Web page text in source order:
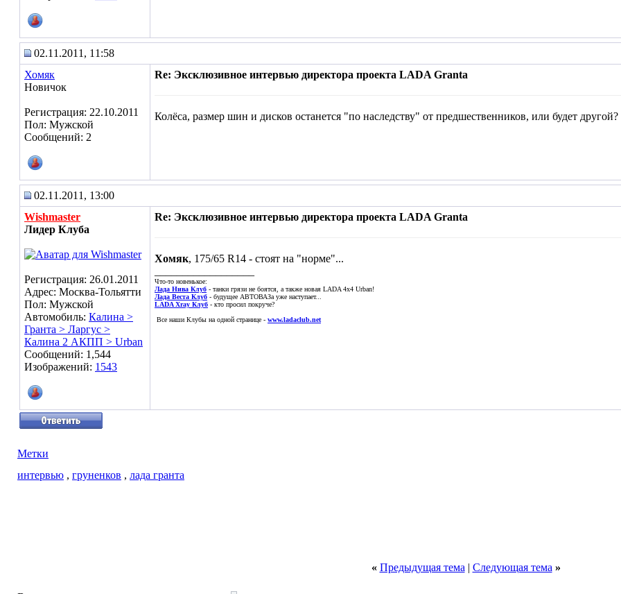
02.11.2011, 11:58
Хомяк
Новичок
Регистрация: 22.10.2011
Пол: Мужской
Сообщений: 2
Re: Эксклюзивное интервью директора проекта LADA Granta
Колёса, размер шин и дисков останется "по наследству" от предшественников, или будет другой?
02.11.2011, 13:00
Wishmaster
Лидер Клуба
Регистрация: 26.01.2011
Адрес: Москва-Тольятти
Пол: Мужской
Автомобиль: Калина >
Гранта > Ларгус >
Калина 2 АКПП > Urban
Сообщений: 1,544
Изображений: 1543
Re: Эксклюзивное интервью директора проекта LADA Granta
Хомяк, 175/65 R14 - стоят на "норме"...
Что-то новенькое:
Лада Нива Клуб - танки грязи не боятся, а также новая LADA 4x4 Urban!
Лада Веста Клуб - будущее АВТОВАЗа уже наступает...
LADA Xray Клуб - кто просил покруче?
Все наши Клубы на одной странице - www.ladaclub.net
Метки
интервью , груненков , лада гранта
« Предыдущая тема | Следующая тема »